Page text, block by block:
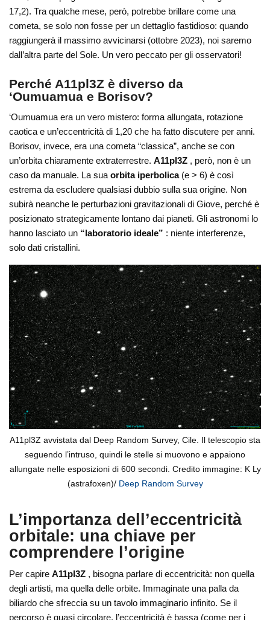
17,2). Tra qualche mese, però, potrebbe brillare come una
cometa, se solo non fosse per un dettaglio fastidioso: quando
raggiungerà il massimo avvicinarsi (ottobre 2023), noi saremo
dall’altra parte del Sole. Un vero peccato per gli osservatori!
Perché A11pl3Z è diverso da
‘Oumuamua e Borisov?
‘Oumuamua era un vero mistero: forma allungata, rotazione
caotica e un’eccentricità di 1,20 che ha fatto discutere per anni.
Borisov, invece, era una cometa “classica”, anche se con
un’orbita chiaramente extraterrestre.A11pl3Z , però, non è un
caso da manuale. La suaorbita iperbolica(e > 6) è così
estrema da escludere qualsiasi dubbio sulla sua origine. Non
subirà neanche le perturbazioni gravitazionali di Giove, perché è
posizionato strategicamente lontano dai pianeti. Gli astronomi lo
hanno lasciato un “laboratorio ideale” : niente interferenze,
solo dati cristallini.
A11pl3Z avvistata dal Deep Random Survey, Cile. Il telescopio sta
seguendo l’intruso, quindi le stelle si muovono e appaiono
allungate nelle esposizioni di 600 secondi. Credito immagine: K Ly
(astrafoxen)/ Deep Random Survey
L’importanza dell’eccentricità
orbitale: una chiave per
comprendere l’origine
Per capireA11pl3Z , bisogna parlare di eccentricità: non quella
degli artisti, ma quella delle orbite. Immaginate una palla da
biliardo che sfreccia su un tavolo immaginario infinito. Se il
percorso è quasi circolare, l’eccentricità è bassa (come per i